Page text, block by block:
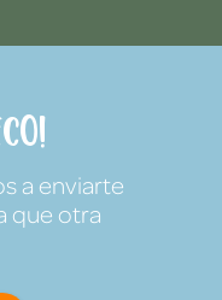
a enviarte
que otra